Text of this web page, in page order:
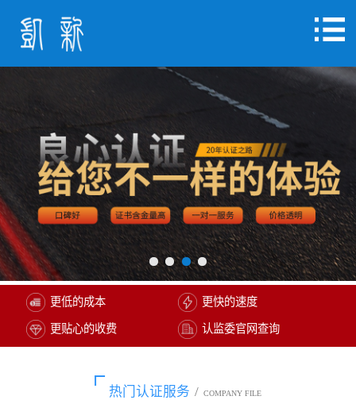
更低的成本 更快的速度
更贴心的收费 认监委官网查询
热门认证服务 / COMPANY FILE